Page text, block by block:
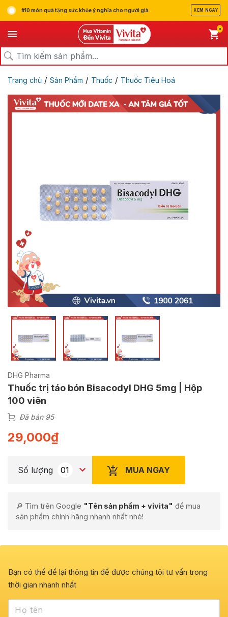
#10 món quà tặng sức khỏe ý nghĩa cho người già XEM NGAY
0
Trang chủ / Sản Phẩm / Thuốc / Thuốc Tiêu Hoá
DHG Pharma
Thuốc trị táo bón Bisacodyl DHG 5mg | Hộp
100 viên
Đã bán 95
29,000₫
Số lượng MUA NGAY
🔎 Tìm trên Google "Tên sản phẩm + vivita" để mua
sản phẩm chính hãng nhanh nhất nhé!
Bạn có thể để lại thông tin để được chúng tôi tư vấn trong
thời gian nhanh nhất